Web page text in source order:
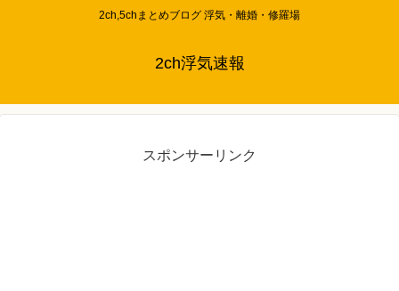
2ch,5chまとめブログ 浮気・離婚・修羅場
2ch浮気速報
スポンサーリンク